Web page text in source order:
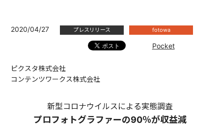
2020/04/27 プレスリリース fotowa
Pocket
ピクスタ株式会社
コンテンツワークス株式会社
新型コロナウイルスによる実態調査
プロフォトグラファーの90％が収益減